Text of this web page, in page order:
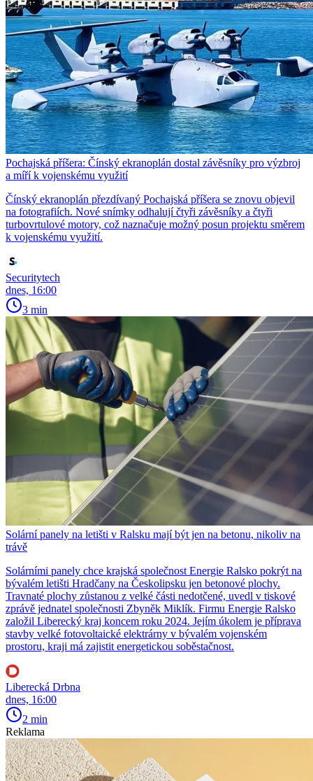
Pochajská příšera: Čínský ekranoplán dostal závěsníky pro výzbroj
a míří k vojenskému využití
Čínský ekranoplán přezdívaný Pochajská příšera se znovu objevil
na fotografiích. Nové snímky odhalují čtyři závěsníky a čtyři
turbovrtulové motory, což naznačuje možný posun projektu směrem
k vojenskému využití.
Securitytech
dnes, 16:00
3 min
Solární panely na letišti v Ralsku mají být jen na betonu, nikoliv na
trávě
Solárními panely chce krajská společnost Energie Ralsko pokrýt na
bývalém letišti Hradčany na Českolipsku jen betonové plochy.
Travnaté plochy zůstanou z velké části nedotčené, uvedl v tiskové
zprávě jednatel společnosti Zbyněk Miklík. Firmu Energie Ralsko
založil Liberecký kraj koncem roku 2024. Jejím úkolem je příprava
stavby velké fotovoltaické elektrárny v bývalém vojenském
prostoru, kraji má zajistit energetickou soběstačnost.
Liberecká Drbna
dnes, 16:00
2 min
Reklama